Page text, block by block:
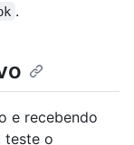
.
e recebendo
teste o